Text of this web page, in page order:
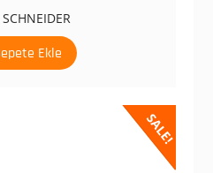
fiyat:
₺ 750,00.
SCHNEIDER
Ekle
SALE!